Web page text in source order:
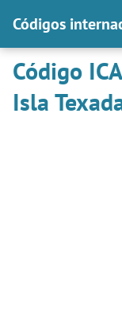
Códigos
Código
Isla